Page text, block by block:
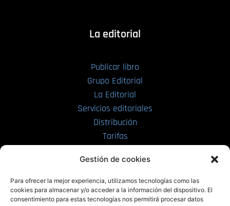
Gestión de cookies
Para ofrecer la mejor experiencia, utilizamos tecnologías como las
cookies para almacenar y/o acceder a la información del dispositivo. El
consentimiento para estas tecnologías nos permitirá procesar datos
La editorial
Publicar libro
Grupo Editorial
La Editorial
Servicios editoriales
Distribución
Tarifas